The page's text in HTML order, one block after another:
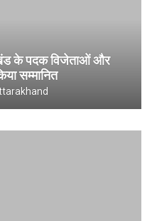
के पदक विजेताओं और
सम्मानित